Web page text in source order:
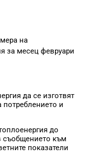
на
за месец февруари
да се изготвят
и
до
съобщението към
показатели